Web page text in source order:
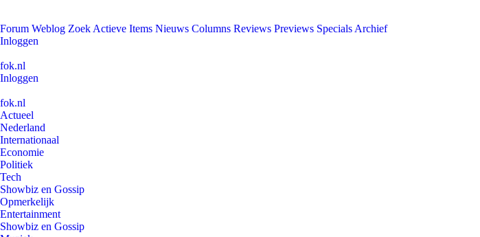
Forum Weblog Zoek Actieve Items Nieuws Columns Reviews Previews Specials Archief
Inloggen
fok.nl
Inloggen
fok.nl
Actueel
Nederland
Internationaal
Economie
Politiek
Tech
Showbiz en Gossip
Opmerkelijk
Entertainment
Showbiz en Gossip